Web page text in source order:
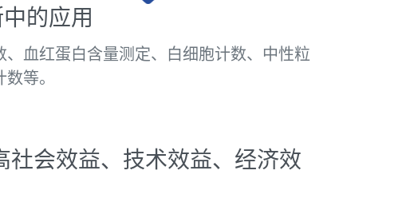
的应用
血红蛋白含量测定、白细胞计数、中性粒
等。
会效益、技术效益、经济效